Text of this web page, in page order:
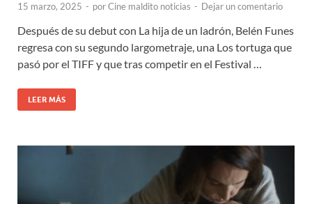
15 marzo, 2025 - porCine maldito noticias - Dejar un comentario
Después de su debut con La hija de un ladrón, Belén Funes
regresa con su segundo largometraje, una Los tortuga que
pasó por el TIFF y que tras competir en el Festival …
LEER MÁS